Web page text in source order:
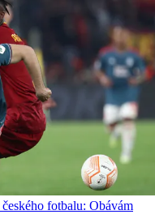
fotbalu: Obávám